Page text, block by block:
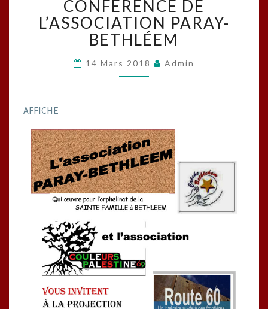
DE
L’ASSOCIATION
PARAY-
BETHLÉEM
CONFÉRENCE DE
L’ASSOCIATION PARAY-
BETHLÉEM
14 Mars 2018 Admin
AFFICHE